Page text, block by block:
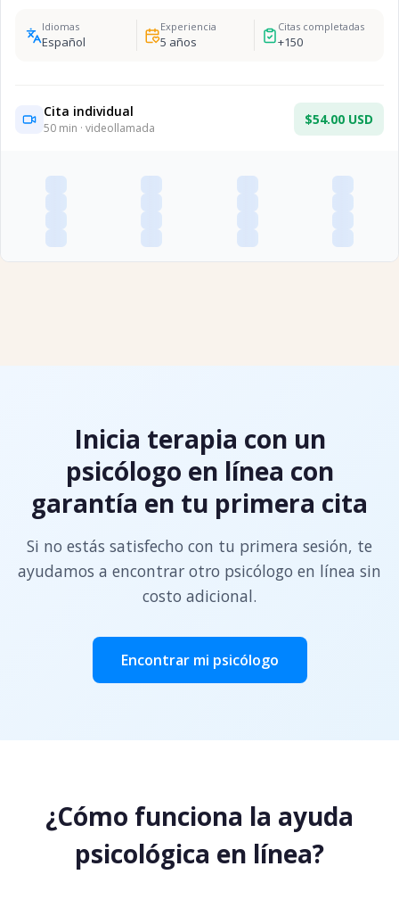
Idiomas
Español
Experiencia
5 años
Citas completadas
+150
Cita individual
50 min · videollamada
$54.00 USD
Inicia terapia con un
psicólogo en línea con
garantía en tu primera cita
Si no estás satisfecho con tu primera sesión, te
ayudamos a encontrar otro psicólogo en línea sin
costo adicional.
Encontrar mi psicólogo
¿Cómo funciona la ayuda
psicológica en línea?